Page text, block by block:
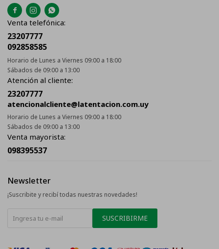
  
Venta telefónica:
23207777
092858585
Horario de Lunes a Viernes 09:00 a 18:00
Sábados de 09:00 a 13:00
Atención al cliente:
23207777
atencionalcliente@latentacion.com.uy
Horario de Lunes a Viernes 09:00 a 18:00
Sábados de 09:00 a 13:00
Venta mayorista:
098395537
Newsletter
¡Suscribite y recibí todas nuestras novedades!
SUSCRIBIRME